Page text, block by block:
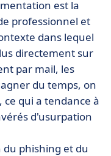
est la
professionnel et
dans lequel
directement sur
par mail, les
du temps, on
ce qui a tendance à
d'usurpation
phishing et du